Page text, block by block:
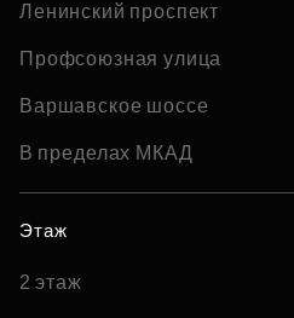
Ленинский проспект
Профсоюзная улица
Варшавское шоссе
В пределах МКАД
Этаж
2 этаж